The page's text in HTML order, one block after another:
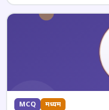
MCQ मध्यम